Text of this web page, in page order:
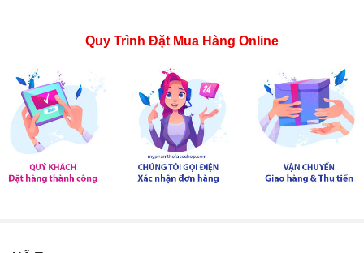
Quy Trình Đặt Mua Hàng Online